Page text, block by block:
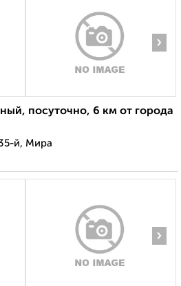
›
посуточно, 6 км от города
й, Мира
›